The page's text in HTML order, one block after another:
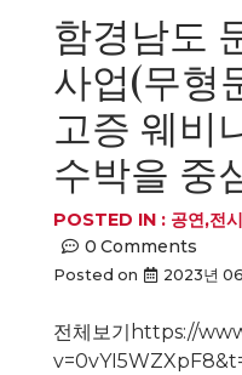
함경남도
사업(무형
고증 웨비
수박을 중
POSTED IN : 공연,전시
0 Comments
Posted on 2023년 06
전체보기https://